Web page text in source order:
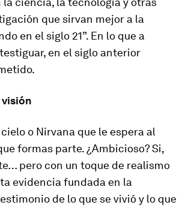
que sirvan mejor a la
en el siglo 21”. En lo que a
en el siglo anterior
visión
o Nirvana que le espera al
formas parte. ¿Ambicioso? Si,
pero con un toque de realismo
evidencia fundada en la
de lo que se vivió y lo que